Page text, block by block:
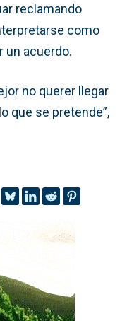
reclamando
como
un acuerdo.
no querer llegar
que se pretende”,